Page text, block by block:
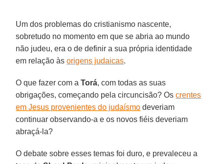
Um dos problemas do cristianismo nascente,
sobretudo no momento em que se abria ao mundo
não judeu, era o de definir a sua própria identidade
em relação àsorigens judaicas.
O que fazer com aTorá, com todas as suas
obrigações, começando pela circuncisão? Oscrentes
em Jesus provenientes do judaísmo deveriam
continuar observando-a e os novos fiéis deveriam
abraçá-la?
O debate sobre esses temas foi duro, e prevaleceu a